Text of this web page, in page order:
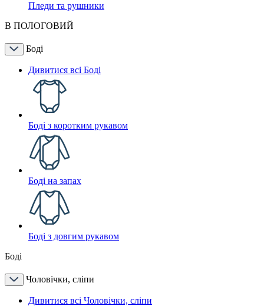
Пледи та рушники
В ПОЛОГОВИЙ
Боді
Дивитися всі Боді
Боді з коротким рукавом
Боді на запах
Боді з довгим рукавом
Боді
Чоловічки, сліпи
Дивитися всі Чоловічки, сліпи